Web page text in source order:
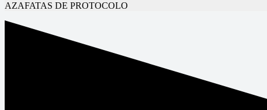
AZAFATAS DE PROTOCOLO